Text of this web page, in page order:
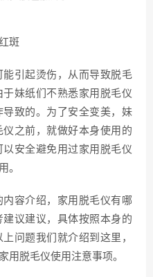
斑
引起烫伤，从而导致脱毛
妹纸们不熟悉家用脱毛仪
致的。为了安全变美，妹
之前，就做好本身使用的
安全避免用过家用脱毛仪
。
容介绍，家用脱毛仪有哪
议建议，具体按照本身的
问题我们就介绍到这里，
用脱毛仪使用注意事项。